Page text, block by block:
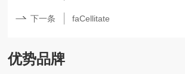
下一条 faCellitate
优势品牌